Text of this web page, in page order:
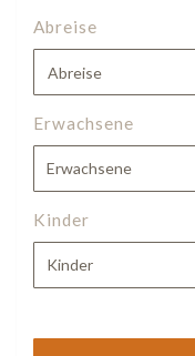
Abreise
Erwachsene
Erwachsene
Kinder
Kinder